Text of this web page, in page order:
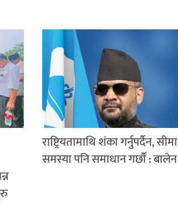
राष्ट्रियतामाथि शंका गर्नुपर्दैन, सीमा
समस्या पनि समाधान गर्छौं : बालेन